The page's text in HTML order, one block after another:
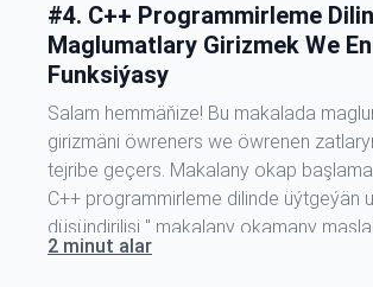
#4. C++ Programmirleme
Maglumatlary Girizmek We
Funksiýasy
Salam hemmäňize! Bu makalada
girizmäni öwreners we öwrenen
tejribe geçers. Makalany okap
C++ programmirleme dilinde üýtgeýän
düşündirilişi " makalany okamany
çünki şu makala şol makalanyň
2 minut alar